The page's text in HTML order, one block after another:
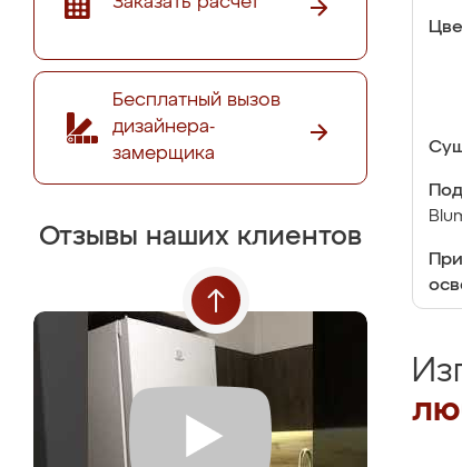
Бесплатный вызов
дизайнера-
замерщика
Отзывы наших клиентов